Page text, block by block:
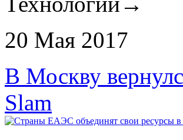
20 Мая 2017
В Москву
Slam